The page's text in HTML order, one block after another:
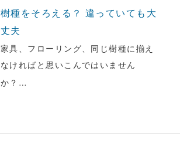
樹種をそろえる？ 違っていても大
丈夫
家具、フローリング、同じ樹種に揃え
なければと思いこんではいません
か？…